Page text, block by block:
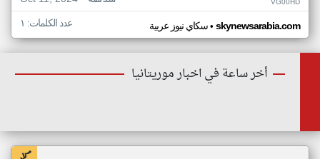
سكاي نيوز عربية• skynewsarabia.com عدد الكلمات: ١
أخر ساعة في اخبار موريتانيا